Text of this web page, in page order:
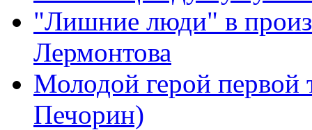
"Лишние люди" в
Лермонтова
Молодой герой первой
Печорин)